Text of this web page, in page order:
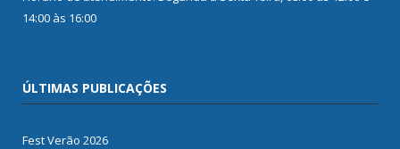
14:00 às 16:00
ÚLTIMAS PUBLICAÇÕES
Fest Verão 2026